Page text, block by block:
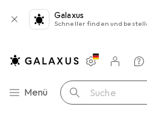
Galaxus
Schneller finden und
Navigation nach Kategorien
Menü Suche
Einstellungen
Kundenkonto
Vergleichslisten
Merklisten
Warenkorb